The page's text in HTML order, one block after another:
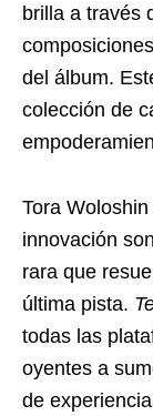
brilla a través
del álbum.
colección de
Tora
innovación
rara que
última pista.
todas las
oyentes a
de